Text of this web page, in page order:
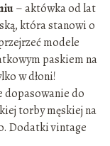
– aktówka od lat
która stanowi o
modele
paskiem na
w dłoni!
dopasowanie do
torby męskiej na
Dodatki vintage